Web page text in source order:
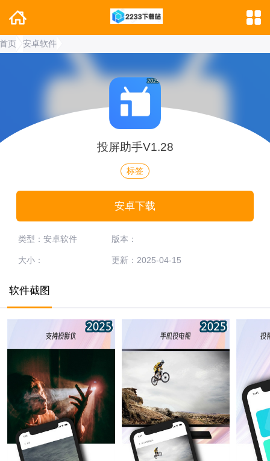
页 安卓软件
投屏助手V1.28
标签
安卓下载
类型：安卓软件 版本：
大小： 更新：2025-04-15
软件截图